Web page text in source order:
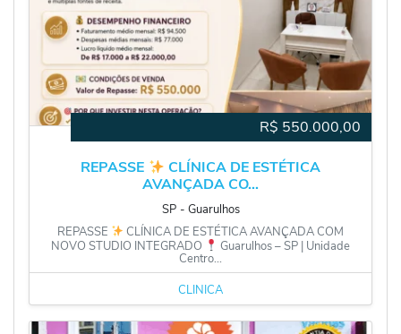
R$ 550.000,00
REPASSE
CLÍNICA DE ESTÉTICA
AVANÇADA CO...
SP ‐ Guarulhos
REPASSE
CLÍNICA DE ESTÉTICA AVANÇADA COM
NOVO STUDIO INTEGRADO
Guarulhos – SP | Unidade
Centro...
CLÍNICA